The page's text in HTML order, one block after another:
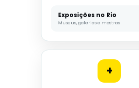
Exposições no Rio
Museus, galerias e mostras
+